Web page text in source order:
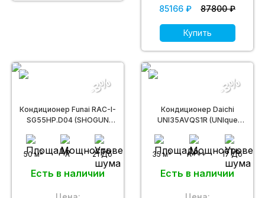
85166 ₽
87800 ₽
Купить
Кондиционер Funai RAC-I-
SG55HP.D04 (SHOGUN
50 м2 A 21 Дб
Есть в наличии
-3%
Кондиционер Daichi
UNI35AVQS1R (UNIque
35 м2 A+++ 17 Дб
Есть в наличии
-3%